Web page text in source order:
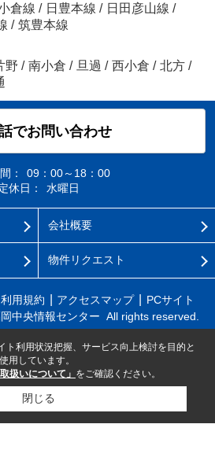
倉線 / 日豊本線 / 日田彦山線 /
/ 筑豊本線
野 / 南小倉 / 旦過 / 西小倉 / 北方 /
でお問い合わせ
：
09：00～18：00
休日：
水曜日
会社概要
物件リクエスト
利用規約 アクセスマップ
PCサイト
中央情報センター All rights reserved.
ト利用状況把握、サービス向上検討を目的と
用しています。
扱いについて」 をご確認ください。
閉じる